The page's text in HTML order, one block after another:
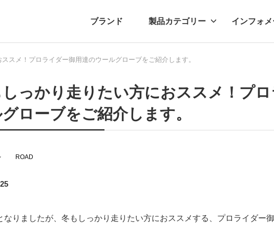
ブランド 製品カテゴリー
車 自転車パーツ アクセサリー
インフォ
ース プレスリリース ブログ
スメ！プロライダー御用達のウールグローブをご紹介します。
っかり走りたい方におススメ！プ
ローブをご紹介します。
ROAD
なりましたが、冬もしっかり走りたい方におススメする、プロライダー